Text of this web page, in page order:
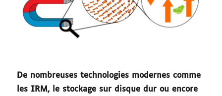
De nombreuses technologies modernes comme
les IRM, le stockage sur disque dur ou encore